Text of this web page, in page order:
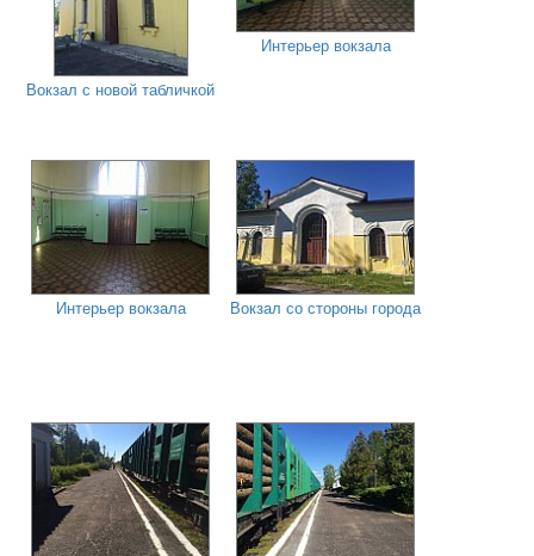
Вокзал с новой табличкой
Интерьер вокзала
Интерьер вокзала Вокзал со стороны города